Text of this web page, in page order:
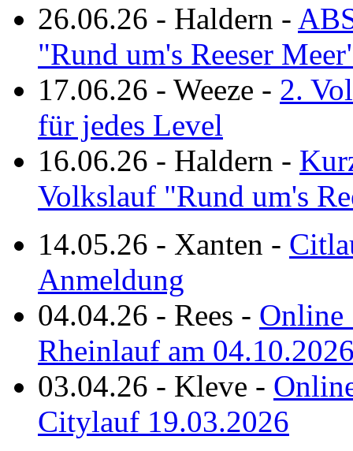
26.06.26 - Haldern -
"Rund um's Reeser
17.06.26 - Weeze - 2.
für jedes Level
16.06.26 - Haldern -
Volkslauf "Rund um's
14.05.26 - Xanten -
Anmeldung
04.04.26 - Rees - Online
Rheinlauf am
03.04.26 - Kleve -
Citylauf 19.03.2026